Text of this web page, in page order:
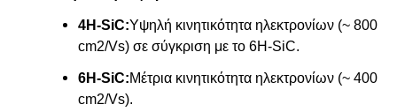
4H-SiC:Υψηλή κινητικότητα ηλεκτρονίων (~ 800
cm2/Vs) σε σύγκριση με το 6H-SiC.
6H-SiC:Μέτρια κινητικότητα ηλεκτρονίων (~ 400
cm2/Vs).